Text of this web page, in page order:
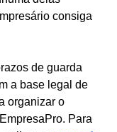
consiga
de guarda
a base legal de
organizar o
Para